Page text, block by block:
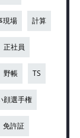
現場 計算
正社員
野帳 TS
顔選手権
免許証